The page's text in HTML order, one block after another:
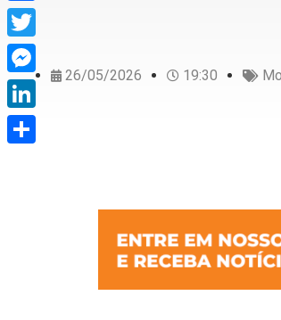
26/05/2026 19:30
Facebook
Twitter
Messenger
LinkedIn